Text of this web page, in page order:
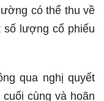
có thể thu về
số lượng cổ phiếu
qua nghị quyết
cùng và hoãn